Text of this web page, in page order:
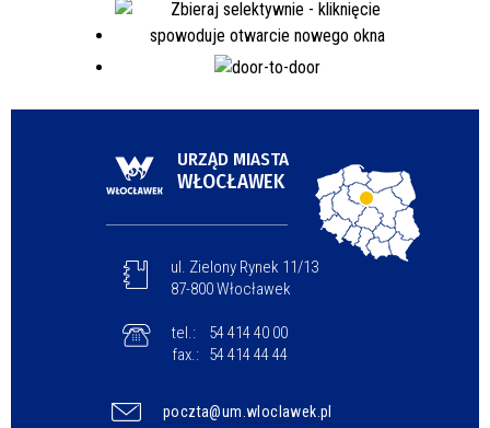
URZĄD MIASTA
WŁOCŁAWEK
ul. Zielony Rynek 11/13
87-800 Włocławek
tel.:
54 414 40 00
fax.:
54 414 44 44
poczta@um.wloclawek.pl